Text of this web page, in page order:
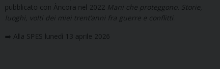
pubblicato con Àncora nel 2022 Mani che proteggono. Storie,
luoghi, volti dei miei trent’anni fra guerre e conflitti
➡️ Alla SPES lunedì 13 aprile 2026